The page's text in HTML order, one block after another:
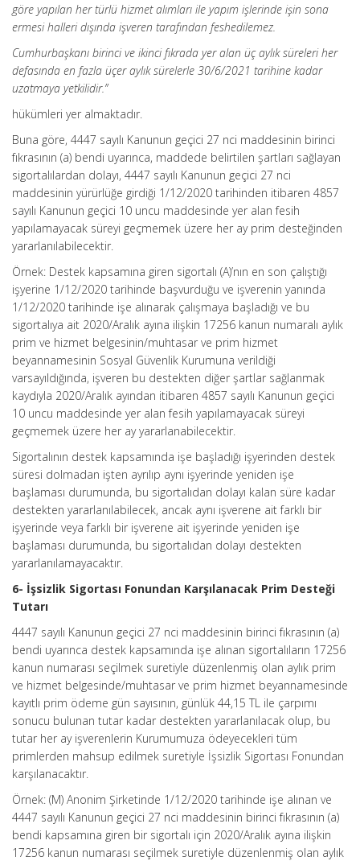
göre yapılan her türlü hizmet alımları ile yapım işlerinde işin sona
ermesi halleri dışında işveren tarafından feshedilemez.
Cumhurbaşkanı birinci ve ikinci fıkrada yer alan üç aylık süreleri her
defasında en fazla üçer aylık sürelerle 30/6/2021 tarihine kadar
uzatmaya yetkilidir.”
hükümleri yer almaktadır.
Buna göre, 4447 sayılı Kanunun geçici 27 nci maddesinin birinci
fıkrasının (a) bendi uyarınca, maddede belirtilen şartları sağlayan
sigortalılardan dolayı, 4447 sayılı Kanunun geçici 27 nci
maddesinin yürürlüğe girdiği 1/12/2020 tarihinden itibaren 4857
sayılı Kanunun geçici 10 uncu maddesinde yer alan fesih
yapılamayacak süreyi geçmemek üzere her ay prim desteğinden
yararlanılabilecektir.
Örnek: Destek kapsamına giren sigortalı (A)’nın en son çalıştığı
işyerine 1/12/2020 tarihinde başvurduğu ve işverenin yanında
1/12/2020 tarihinde işe alınarak çalışmaya başladığı ve bu
sigortalıya ait 2020/Aralık ayına ilişkin 17256 kanun numaralı aylık
prim ve hizmet belgesinin/muhtasar ve prim hizmet
beyannamesinin Sosyal Güvenlik Kurumuna verildiği
varsayıldığında, işveren bu destekten diğer şartlar sağlanmak
kaydıyla 2020/Aralık ayından itibaren 4857 sayılı Kanunun geçici
10 uncu maddesinde yer alan fesih yapılamayacak süreyi
geçmemek üzere her ay yararlanabilecektir.
Sigortalının destek kapsamında işe başladığı işyerinden destek
süresi dolmadan işten ayrılıp aynı işyerinde yeniden işe
başlaması durumunda, bu sigortalıdan dolayı kalan süre kadar
destekten yararlanılabilecek, ancak aynı işverene ait farklı bir
işyerinde veya farklı bir işverene ait işyerinde yeniden işe
başlaması durumunda, bu sigortalıdan dolayı destekten
yararlanılamayacaktır.
6- İşsizlik Sigortası Fonundan Karşılanacak Prim Desteği
Tutarı
4447 sayılı Kanunun geçici 27 nci maddesinin birinci fıkrasının (a)
bendi uyarınca destek kapsamında işe alınan sigortalıların 17256
kanun numarası seçilmek suretiyle düzenlenmiş olan aylık prim
ve hizmet belgesinde/muhtasar ve prim hizmet beyannamesinde
kayıtlı prim ödeme gün sayısının, günlük 44,15 TL ile çarpımı
sonucu bulunan tutar kadar destekten yararlanılacak olup, bu
tutar her ay işverenlerin Kurumumuza ödeyecekleri tüm
primlerden mahsup edilmek suretiyle İşsizlik Sigortası Fonundan
karşılanacaktır.
Örnek: (M) Anonim Şirketinde 1/12/2020 tarihinde işe alınan ve
4447 sayılı Kanunun geçici 27 nci maddesinin birinci fıkrasının (a)
bendi kapsamına giren bir sigortalı için 2020/Aralık ayına ilişkin
17256 kanun numarası seçilmek suretiyle düzenlenmiş olan aylık